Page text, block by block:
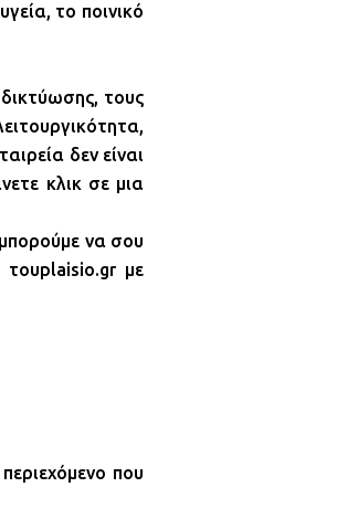
το ποινικό
τους
δεν είναι
κλικ σε μια
να σου
τουplaisio.gr με
που